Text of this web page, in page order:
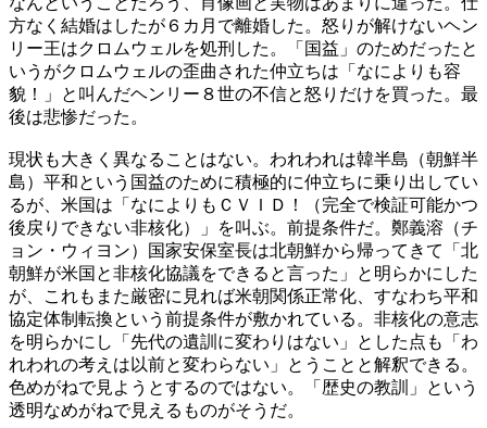
方なく結婚はしたが６カ月で離婚した。怒りが解けないヘン
リー王はクロムウェルを処刑した。「国益」のためだったと
いうがクロムウェルの歪曲された仲立ちは「なによりも容
貌！」と叫んだヘンリー８世の不信と怒りだけを買った。最
後は悲惨だった。
現状も大きく異なることはない。われわれは韓半島（朝鮮半
島）平和という国益のために積極的に仲立ちに乗り出してい
るが、米国は「なによりもＣＶＩＤ！（完全で検証可能かつ
後戻りできない非核化）」を叫ぶ。前提条件だ。鄭義溶（チ
ョン・ウィヨン）国家安保室長は北朝鮮から帰ってきて「北
朝鮮が米国と非核化協議をできると言った」と明らかにした
が、これもまた厳密に見れば米朝関係正常化、すなわち平和
協定体制転換という前提条件が敷かれている。非核化の意志
を明らかにし「先代の遺訓に変わりはない」とした点も「わ
れわれの考えは以前と変わらない」とうことと解釈できる。
色めがねで見ようとするのではない。「歴史の教訓」という
透明なめがねで見えるものがそうだ。